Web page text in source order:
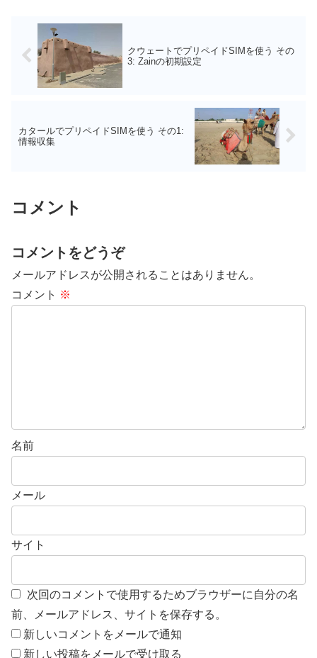
クウェートでプリペイドSIMを使う その
3: Zainの初期設定
カタールでプリペイドSIMを使う その1:
情報収集
コメント
コメントをどうぞ
メールアドレスが公開されることはありません。
コメント ※
名前
メール
サイト
次回のコメントで使用するためブラウザーに自分の名
前、メールアドレス、サイトを保存する。
新しいコメントをメールで通知
新しい投稿をメールで受け取る